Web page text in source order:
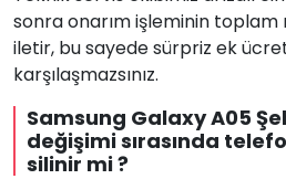
sonra onarım işleminin toplam
iletir, bu sayede sürpriz ek
karşılaşmazsınız.
Samsung Galaxy A05
değişimi sırasında
silinir mi ?